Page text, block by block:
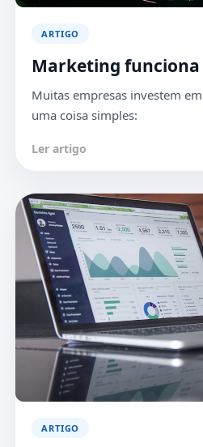
ARTIGO
Marketing funciona
Muitas empresas investem
uma coisa simples:
Ler artigo
ARTIGO